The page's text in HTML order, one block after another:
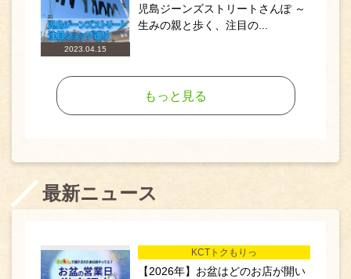
2023.04.15
児島ジーンズストリートさんぽ ～
生みの親と歩く、注目の...
もっと見る
最新ニュース
KCTトクもりっ
【2026年】お盆はどのお店が開い